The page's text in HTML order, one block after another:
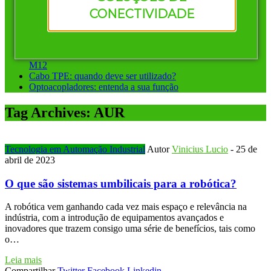
CONECTIVIDADE
Vantagens de investir em conectores pré-montados da
Instalação ponto a ponto ou sistemas de barramento: qual
M12
Cabo TPE: quando deve ser utilizado?
Optoacopladores: entenda a sua função
Tag Archives: AUR
Tecnologia em Automação Industrial AutorVinicius Lucio - 25 de
abril de 2023
O que são sistemas umbilicais para a robótica?
A robótica vem ganhando cada vez mais espaço e relevância na
indústria, com a introdução de equipamentos avançados e
inovadores que trazem consigo uma série de benefícios, tais como
o…
Leia mais